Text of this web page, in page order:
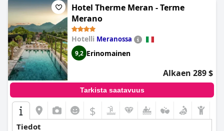
Hotel Therme Meran - Terme
Merano
Hotelli Meranossa
9,2 Erinomainen
Alkaen 289 $
Tarkista saatavuus
$
Tiedot